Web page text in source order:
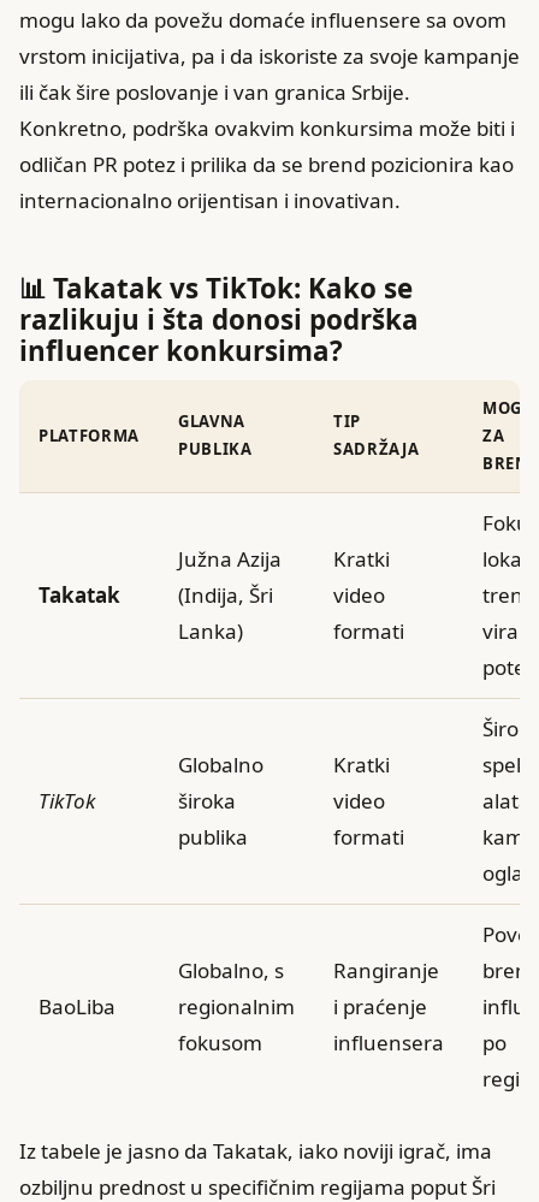
mogu lako da povežu domaće influensere sa ovom
vrstom inicijativa, pa i da iskoriste za svoje kampanje
ili čak šire poslovanje i van granica Srbije.
Konkretno, podrška ovakvim konkursima može biti i
odličan PR potez i prilika da se brend pozicionira kao
internacionalno orijentisan i inovativan.
📊 Takatak vs TikTok: Kako se
razlikuju i šta donosi podrška
influencer konkursima?
PLATFORMA
GLAVNA
PUBLIKA
TIP
SADRŽAJA
ZA
Takatak
Južna Azija
(Indija, Šri
Lanka)
Kratki
video
formati
TikTok
Globalno
široka
publika
Kratki
video
formati
Širok
alata
BaoLiba
Globalno, s
regionalnim
fokusom
Rangiranje
i praćenje
influensera
po
Iz tabele je jasno da Takatak, iako noviji igrač, ima
ozbiljnu prednost u specifičnim regijama poput Šri